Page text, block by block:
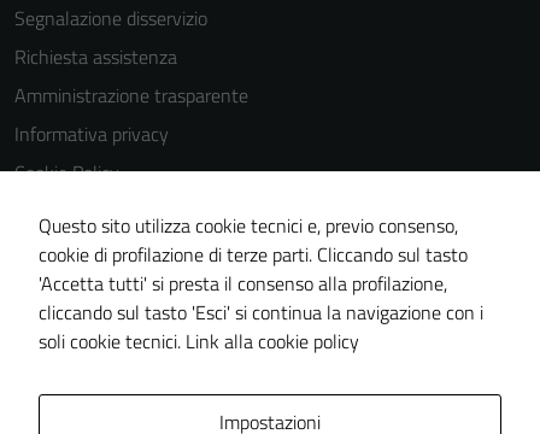
Segnalazione disservizio
Richiesta assistenza
Amministrazione trasparente
Informativa privacy
Cookie Policy
Note legali
Dichiarazione di accessibilità
Whistleblowing
Piano di miglioramento del sito
Questo sito utilizza cookie tecnici e, previo consenso,
cookie di profilazione di terze parti. Cliccando sul tasto
'Accetta tutti' si presta il consenso alla profilazione,
cliccando sul tasto 'Esci' si continua la navigazione con i
soli cookie tecnici. Link alla cookie policy
Impostazioni
In order for
to perform
as well as
possible
during your
visit. If you